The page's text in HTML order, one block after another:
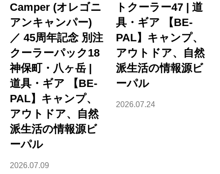
Camper (オレゴニ
アンキャンパー)
／ 45周年記念 別注
クーラーパック18
神保町・八ヶ岳 |
道具・ギア 【BE-
PAL】キャンプ、
アウトドア、自然
派生活の情報源ビ
ーパル
2026.07.09
トクーラー47 | 道
具・ギア 【BE-
PAL】キャンプ、
アウトドア、自然
派生活の情報源ビ
ーパル
2026.07.24